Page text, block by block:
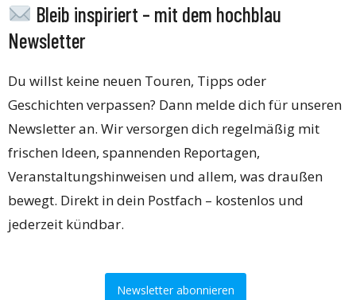
Bleib inspiriert – mit dem hochblau
Newsletter
Du willst keine neuen Touren, Tipps oder
Geschichten verpassen? Dann melde dich für unseren
Newsletter an. Wir versorgen dich regelmäßig mit
frischen Ideen, spannenden Reportagen,
Veranstaltungshinweisen und allem, was draußen
bewegt. Direkt in dein Postfach – kostenlos und
jederzeit kündbar.
Newsletter abonnieren